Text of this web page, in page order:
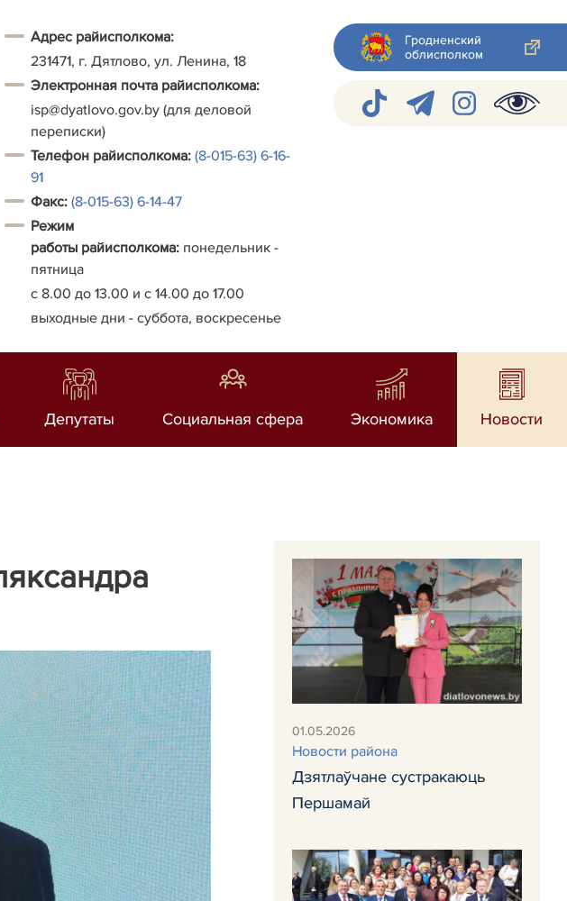
Адрес райисполкома:
231471, г. Дятлово, ул. Ленина, 18
Электронная почта райисполкома:
isp@dyatlovo.gov.by (для деловой
переписки)
Телефон райисполкома: (8-015-63) 6-16-
91
Факс: (8-015-63) 6-14-47
Режим
работы райисполкома: понедельник -
пятница
с 8.00 до 13.00 и с 14.00 до 17.00
выходные дни - суббота, воскресенье
Гродненский
облисполком
Депутаты Социальная сфера Экономика Новости
01.05.2026
Новости района
Дзятлаўчане сустракаюць
Першамай